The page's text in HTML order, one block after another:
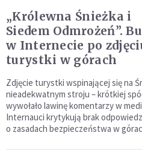
„Królewna Śnieżka i
Siedem Odmrożeń”.
w Internecie po
turystki w górach
Zdjęcie turystki wspinającej się na
nieadekwatnym stroju – krótkiej
wywołało lawinę komentarzy w
Internauci krytykują brak
o zasadach bezpieczeństwa w